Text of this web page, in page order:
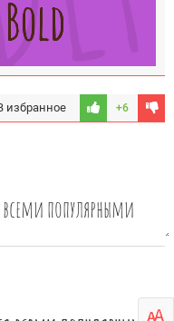
избранное +6